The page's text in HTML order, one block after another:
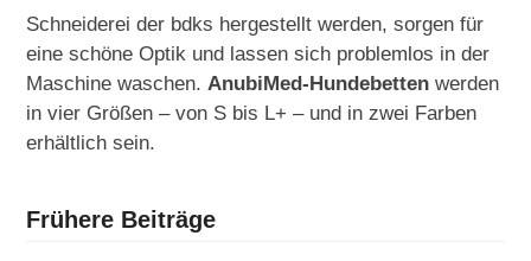
Schneiderei der bdks hergestellt werden, sorgen für
eine schöne Optik und lassen sich problemlos in der
Maschine waschen. AnubiMed-Hundebetten werden
in vier Größen – von S bis L+ – und in zwei Farben
erhältlich sein.
Frühere Beiträge